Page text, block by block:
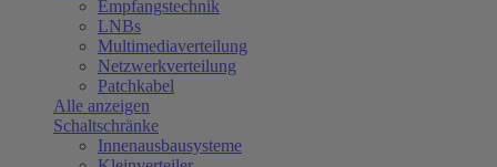
Empfangstechnik
LNBs
Multimediaverteilung
Netzwerkverteilung
Patchkabel
Alle anzeigen
Schaltschränke
Innenausbausysteme